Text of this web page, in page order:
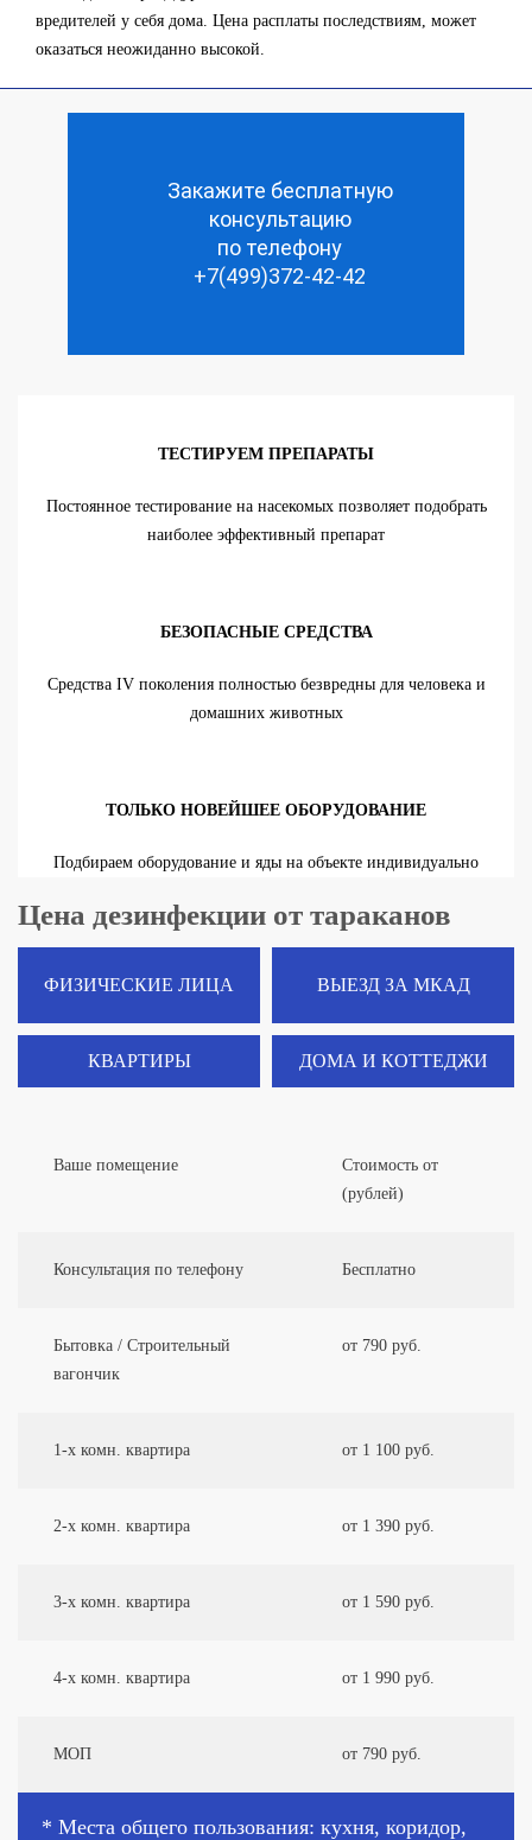
вредителей у себя дома. Цена расплаты последствиям, может
оказаться неожиданно высокой.
Закажите бесплатную
консультацию
по телефону
+7(499)372-42-42
ТЕСТИРУЕМ ПРЕПАРАТЫ
Постоянное тестирование на насекомых позволяет подобрать
наиболее эффективный препарат
БЕЗОПАСНЫЕ СРЕДСТВА
Средства IV поколения полностью безвредны для человека и
домашних животных
ТОЛЬКО НОВЕЙШЕЕ ОБОРУДОВАНИЕ
Подбираем оборудование и яды на объекте индивидуально
Цена дезинфекции от тараканов
ФИЗИЧЕСКИЕ ЛИЦА ВЫЕЗД ЗА МКАД
КВАРТИРЫ ДОМА И КОТТЕДЖИ
Ваше помещение
Стоимость от
(рублей)
Консультация по телефону Бесплатно
Бытовка / Строительный
вагончик
от 790 руб.
1-х комн. квартира от 1 100 руб.
2-х комн. квартира от 1 390 руб.
3-х комн. квартира от 1 590 руб.
4-х комн. квартира от 1 990 руб.
МОП от 790 руб.
* Места общего пользования: кухня, коридор,